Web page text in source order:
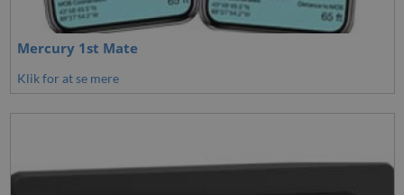
Mercury 1st Mate
Klik for at se mere